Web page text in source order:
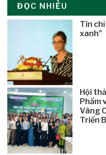
ĐỌC NHIỀU
Tín
xanh”
Hội
Phẩm
Vàng
Triển